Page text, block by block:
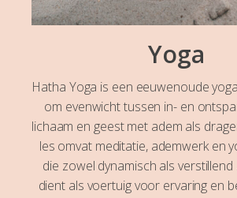
Yoga
Hatha Yoga is een eeuwenoude
om evenwicht tussen in- en
lichaam en geest met adem als
les omvat meditatie, ademwerk en
die zowel dynamisch als verstillend
dient als voertuig voor ervaring en